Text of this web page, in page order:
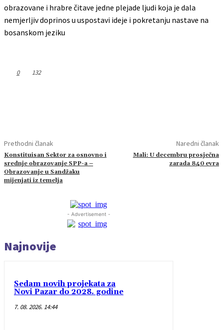
obrazovane i hrabre čitave jedne plejade ljudi koja je dala
nemjerljiv doprinos u uspostavi ideje i pokretanju nastave na
bosanskom jeziku
0 132
Prethodni članak
Konstituisan Sektor za osnovno i
srednje obrazovanje SPP-a –
Obrazovanje u Sandžaku
mijenjati iz temelja
Naredni članak
Mali: U decembru prosječna
zarada 840 evra
- Advertisement -
Najnovije
Sedam novih projekata za
Novi Pazar do 2028. godine
7. 08. 2026. 14:44